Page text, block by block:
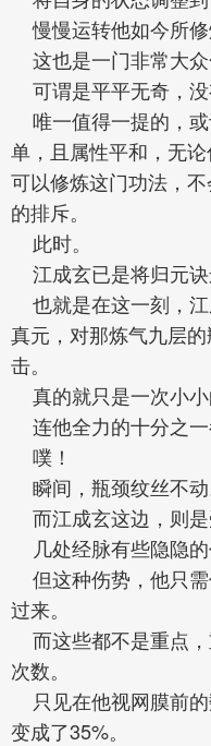
慢慢运转他如今所修
这也是一门非常大众
可谓是平平无奇，没
唯一值得一提的，
单，且属性平和，无
可以修炼这门功法，
的排斥。
此时。
江成玄已是将归元诀
也就是在这一刻，
真元，对那炼气九层
击。
真的就只是一次小小
连他全力的十分之一
噗！
瞬间，瓶颈纹丝不动
而江成玄这边，则是
几处经脉有些隐隐的
但这种伤势，他只
过来。
而这些都不是重点
次数。
只见在他视网膜前的
变成了35%。